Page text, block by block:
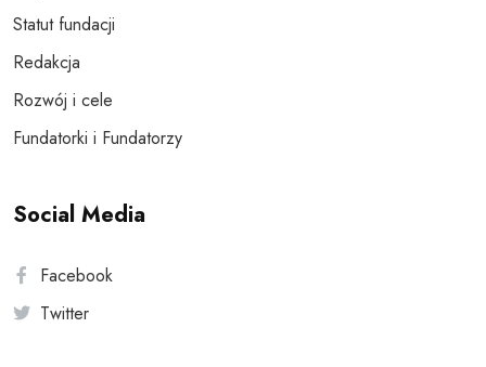
Statut fundacji
Redakcja
Rozwój i cele
Fundatorki i Fundatorzy
Social Media
Facebook
Twitter